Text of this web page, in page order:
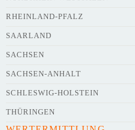
RHEINLAND-PFALZ
SAARLAND
SACHSEN
SACHSEN-ANHALT
SCHLESWIG-HOLSTEIN
THÜRINGEN